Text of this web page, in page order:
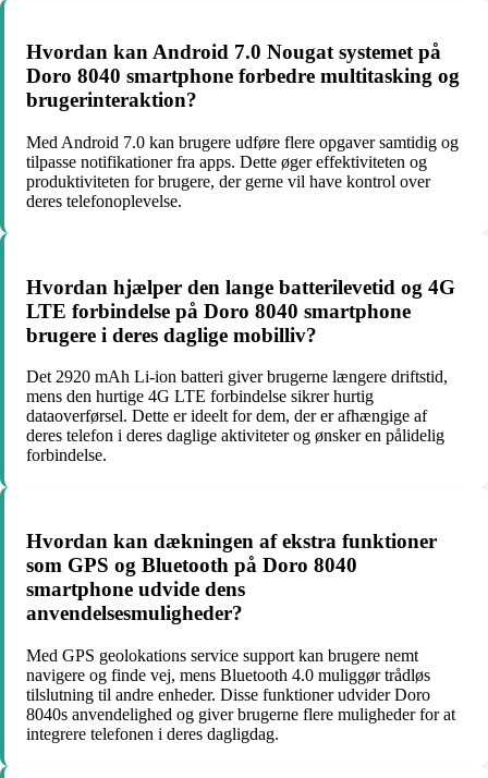
Hvordan kan Android 7.0 Nougat systemet på
Doro 8040 smartphone forbedre multitasking og
brugerinteraktion?
Med Android 7.0 kan brugere udføre flere opgaver samtidig og
tilpasse notifikationer fra apps. Dette øger effektiviteten og
produktiviteten for brugere, der gerne vil have kontrol over
deres telefonoplevelse.
Hvordan hjælper den lange batterilevetid og 4G
LTE forbindelse på Doro 8040 smartphone
brugere i deres daglige mobilliv?
Det 2920 mAh Li-ion batteri giver brugerne længere driftstid,
mens den hurtige 4G LTE forbindelse sikrer hurtig
dataoverførsel. Dette er ideelt for dem, der er afhængige af
deres telefon i deres daglige aktiviteter og ønsker en pålidelig
forbindelse.
Hvordan kan dækningen af ekstra funktioner
som GPS og Bluetooth på Doro 8040
smartphone udvide dens
anvendelsesmuligheder?
Med GPS geolokations service support kan brugere nemt
navigere og finde vej, mens Bluetooth 4.0 muliggør trådløs
tilslutning til andre enheder. Disse funktioner udvider Doro
8040s anvendelighed og giver brugerne flere muligheder for at
integrere telefonen i deres dagligdag.